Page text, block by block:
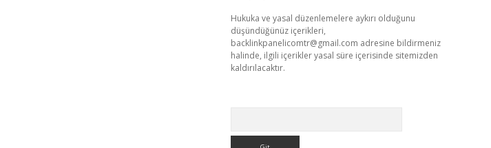
Hukuka ve yasal düzenlemelere aykırı olduğunu
düşündüğünüz içerikleri,
backlinkpanelicomtr@gmail.com adresine bildirmeniz
halinde, ilgili içerikler yasal süre içerisinde sitemizden
kaldırılacaktır.